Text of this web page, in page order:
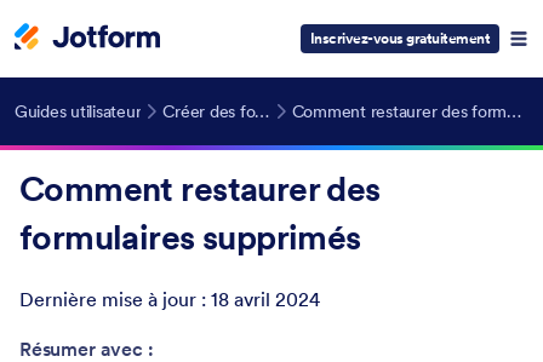
Inscrivez-vous gratuitement
Guides utilisateur Créer des formulaires Comment restaurer des formulaires supprimés
Comment restaurer des
formulaires supprimés
Dernière mise à jour : 18 avril 2024
Post ID
Résumer avec :